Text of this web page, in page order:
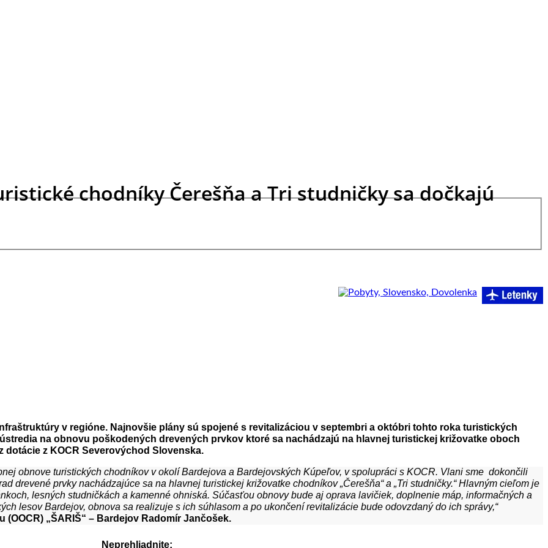
chodníky Čerešňa a Tri studničky sa dočkajú
v regióne. Najnovšie plány sú spojené s revitalizáciou v septembri a októbri tohto roka turistických
na obnovu poškodených drevených prvkov ktoré sa nachádzajú na hlavnej turistickej križovatke oboch
z KOCR Severovýchod Slovenska.
obnove turistických chodníkov v okolí Bardejova a Bardejovských Kúpeľov, v spolupráci s KOCR. Vlani sme dokončili
drevené prvky nachádzajúce sa na hlavnej turistickej križovatke chodníkov „Čerešňa“ a „Tri studničky.“ Hlavným cieľom je
lesných studničkách a kamenné ohniská. Súčasťou obnovy bude aj oprava lavičiek, doplnenie máp, informačných a
lesov Bardejov, obnova sa realizuje s ich súhlasom a po ukončení revitalizácie bude odovzdaný do ich správy,“
„ŠARIŠ“ – Bardejov Radomír Jančošek.
Neprehliadnite: